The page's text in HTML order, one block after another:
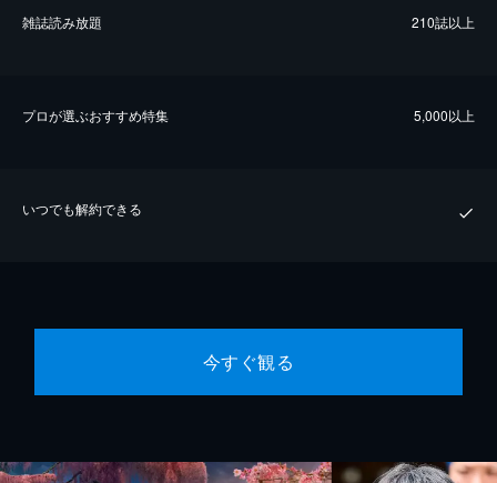
雑誌読み放題 210誌以上
プロが選ぶおすすめ特集 5,000以上
いつでも解約できる
今すぐ観る